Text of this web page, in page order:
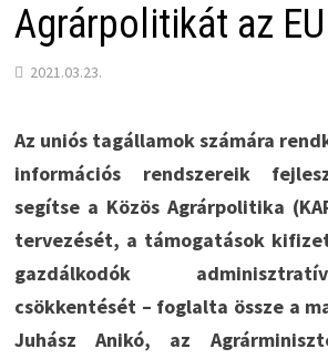
Agrárpolitikát az EU
2021.03.23.
Az uniós tagállamok számára
információs rendszereik
segítse a Közös Agrárpolitika
tervezését, a támogatások
gazdálkodók
csökkentését – foglalta össze a
Juhász Anikó, az